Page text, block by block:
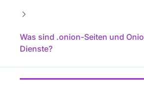
Was sind .onion-Seiten und
Dienste?